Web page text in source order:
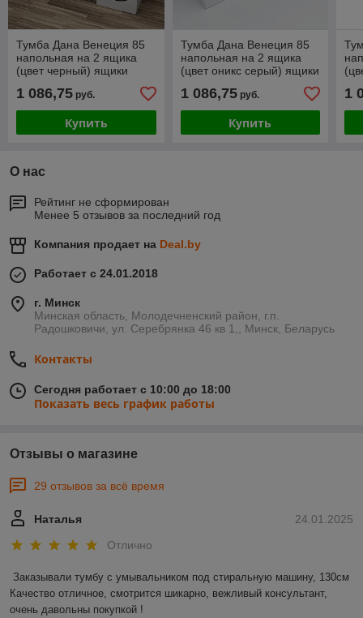
Тумба Дана Венеция 85
напольная на 2 ящика
(цвет черный) ящики
справа под столешницу
145 над стиральной
1 086,75 руб.
Купить
Тумба Дана Венеция 85
напольная на 2 ящика
(цвет оникс серый) ящики
145 над стиральной
1 086,75руб.
Купить
1
О нас
Рейтинг не сформирован
Менее 5 отзывов за последний год
Компания продает на Deal.by
Работает с 24.01.2018
г. Минск
Минская область, Молодечненский район, г.п.
Радошковичи, ул. Серебрянка 46 кв 1,, Минск, Беларусь
Контакты
Сегодня работает с 10:00 до 18:00
Показать весь график работы
Отзывы о магазине
29 отзывов за всё время
24.01.2025
Наталья
Отлично
Заказывали тумбу с умывальником под стиральную машину, 130см
Качество отличное, смотрится шикарно, вежливый консультант,
очень давольны покупкой !